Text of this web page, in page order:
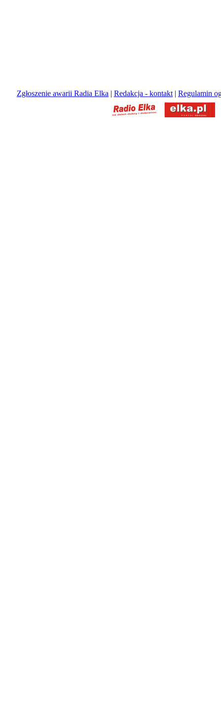
Zgłoszenie awarii Radia Elka | Redakcja - kontakt | Regulamin